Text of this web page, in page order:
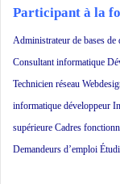
Participant à la
Administrateur de bases
Consultant informatique
Technicien réseau
informatique développeur
supérieure Cadres
Demandeurs d’emploi